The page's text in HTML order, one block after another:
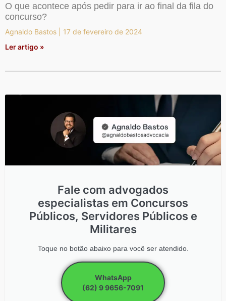
O que acontece após pedir para ir ao final da fila do
concurso?
Agnaldo Bastos
17 de fevereiro de 2024
Ler artigo »
Fale com advogados
especialistas em Concursos
Públicos, Servidores Públicos e
Militares
Toque no botão abaixo para você ser atendido.
WhatsApp
(62) 9 9656-7091